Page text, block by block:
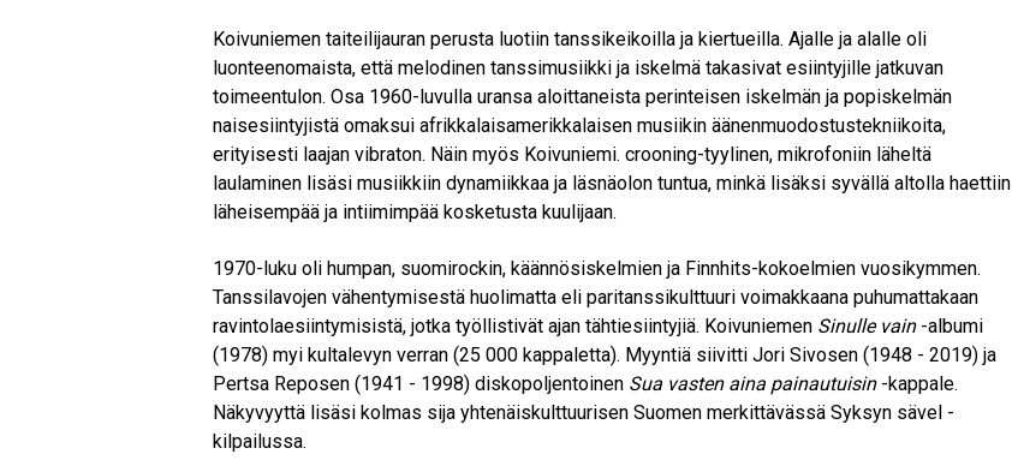
Koivuniemen taiteilijauran perusta luotiin tanssikeikoilla ja kiertueilla. Ajalle ja alalle oli
luonteenomaista, että melodinen tanssimusiikki ja iskelmä takasivat esiintyjille jatkuvan
toimeentulon. Osa 1960-luvulla uransa aloittaneista perinteisen iskelmän ja popiskelmän
naisesiintyjistä omaksui afrikkalaisamerikkalaisen musiikin äänenmuodostustekniikoita,
erityisesti laajan vibraton. Näin myös Koivuniemi. crooning-tyylinen, mikrofoniin läheltä
laulaminen lisäsi musiikkiin dynamiikkaa ja läsnäolon tuntua, minkä lisäksi syvällä altolla haettiin
läheisempää ja intiimimpää kosketusta kuulijaan.
1970-luku oli humpan, suomirockin, käännösiskelmien ja Finnhits-kokoelmien vuosikymmen.
Tanssilavojen vähentymisestä huolimatta eli paritanssikulttuuri voimakkaana puhumattakaan
ravintolaesiintymisistä, jotka työllistivät ajan tähtiesiintyjiä. Koivuniemen Sinulle vain-albumi
(1978) myi kultalevyn verran (25 000 kappaletta). Myyntiä siivitti Jori Sivosen (1948 - 2019) ja
Pertsa Reposen (1941 - 1998) diskopoljentoinen Sua vasten aina painautuisin-kappale.
Näkyvyyttä lisäsi kolmas sija yhtenäiskulttuurisen Suomen merkittävässä Syksyn sävel -
kilpailussa.